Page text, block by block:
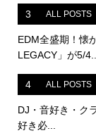
3 ALL POSTS
EDM全盛期！懐
LEGACY」が5/4...
4 ALL POSTS
DJ・音好き・ク
好き必...